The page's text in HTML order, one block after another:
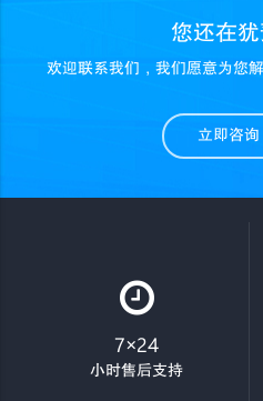
您还在
欢迎联系我们，我们愿意为您
立即
7×24
小时售后支持